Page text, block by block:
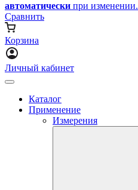
автоматически при изменении.
Сравнить
Корзина
Личный кабинет
Каталог
Применение
Измерения